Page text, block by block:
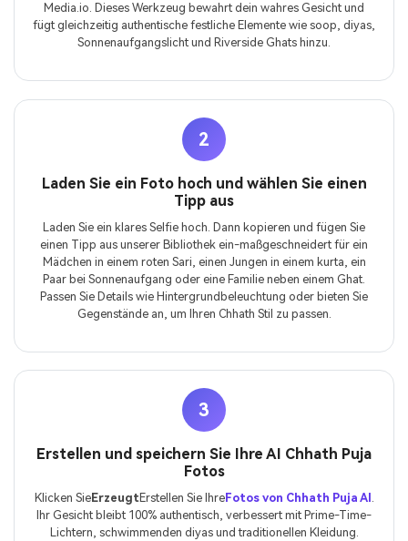
Media.io. Dieses Werkzeug bewahrt dein wahres Gesicht und
fügt gleichzeitig authentische festliche Elemente wie soop, diyas,
Sonnenaufgangslicht und Riverside Ghats hinzu.
2
Laden Sie ein Foto hoch und wählen Sie einen
Tipp aus
Laden Sie ein klares Selfie hoch. Dann kopieren und fügen Sie
einen Tipp aus unserer Bibliothek ein-maßgeschneidert für ein
Mädchen in einem roten Sari, einen Jungen in einem kurta, ein
Paar bei Sonnenaufgang oder eine Familie neben einem Ghat.
Passen Sie Details wie Hintergrundbeleuchtung oder bieten Sie
Gegenstände an, um Ihren Chhath Stil zu passen.
3
Erstellen und speichern Sie Ihre AI Chhath Puja
Fotos
Klicken SieErzeugtErstellen Sie IhreFotos von Chhath Puja AI .
Ihr Gesicht bleibt 100% authentisch, verbessert mit Prime-Time-
Lichtern, schwimmenden diyas und traditionellen Kleidung.